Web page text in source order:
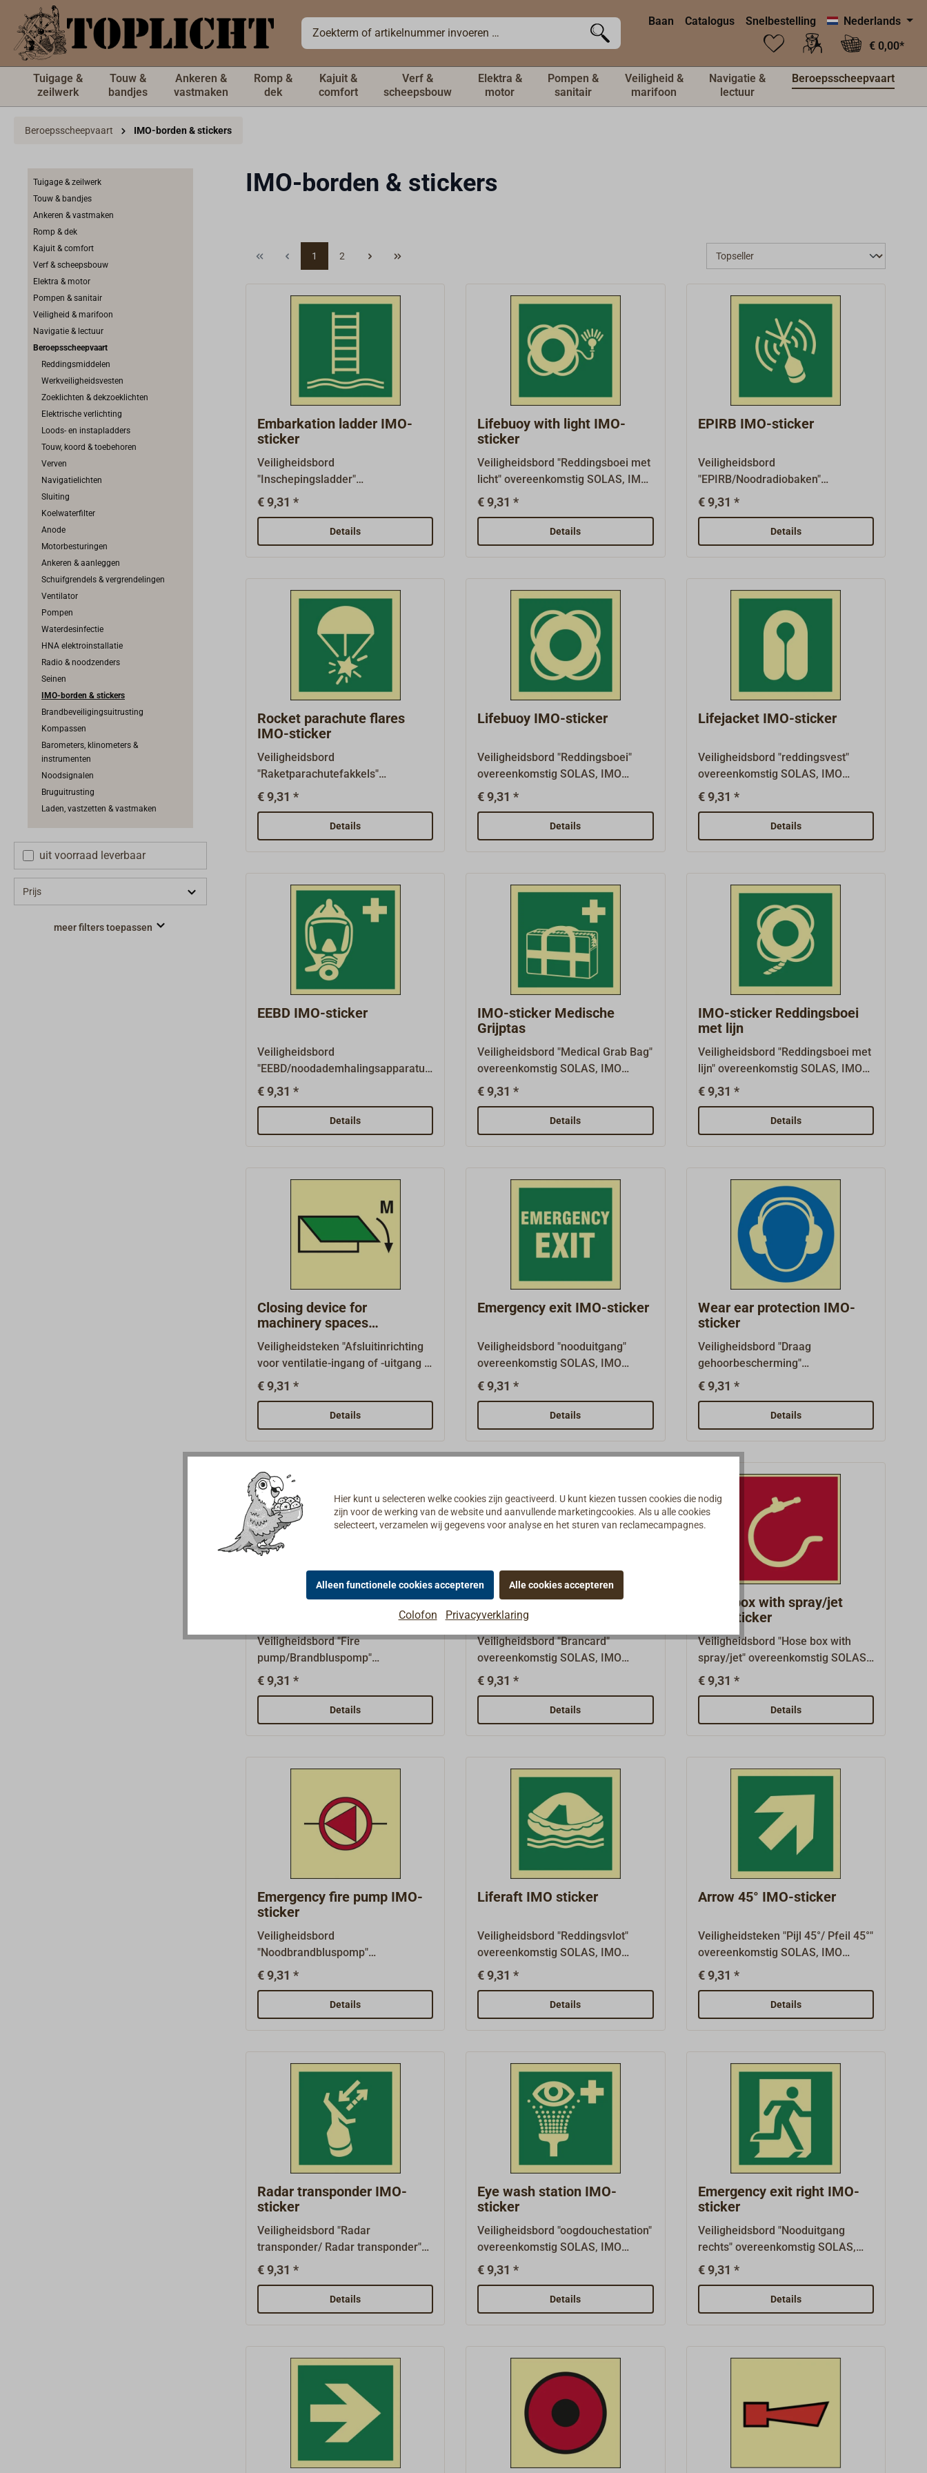
hoofdinhoud Baan Catalogus Snelbestelling
Nederlands
€ 0,00*
Tuigage &
zeilwerk
Touw &
bandjes
Ankeren &
vastmaken
Romp &
dek
Kajuit &
comfort
Verf &
scheepsbouw
Elektra &
motor
Pompen &
sanitair
Veiligheid &
marifoon
Navigatie &
lectuur
Beroepsscheepvaart
Beroepsscheepvaart IMO-borden & stickers
Tuigage & zeilwerk
Touw & bandjes
Ankeren & vastmaken
Romp & dek
Kajuit & comfort
Verf & scheepsbouw
Elektra & motor
Pompen & sanitair
Veiligheid & marifoon
Navigatie & lectuur
Beroepsscheepvaart
Reddingsmiddelen
Werkveiligheidsvesten
Zoeklichten & dekzoeklichten
Elektrische verlichting
Loods- en instapladders
Touw, koord & toebehoren
Verven
Navigatielichten
Sluiting
Koelwaterfilter
Anode
Motorbesturingen
Ankeren & aanleggen
Schuifgrendels & vergrendelingen
Ventilator
Pompen
Waterdesinfectie
HNA elektroinstallatie
Radio & noodzenders
Seinen
IMO-borden & stickers
Brandbeveiligingsuitrusting
Kompassen
Barometers, klinometers &
instrumenten
Noodsignalen
Bruguitrusting
Laden, vastzetten & vastmaken
uit voorraad leverbaar
Prijs
meer filters toepassen
IMO-borden & stickers
1 2
Embarkation ladder IMO-
sticker
Veiligheidsbord
"Inschepingsladder"
overeenkomstig SOLAS, IMO
A.1116(30) en ISO 24409-2, zoals
voorgeschreven op schepen die
uitrusting nodig hebben, met
(reddingsborden LSS/LSA en
borden met nooduitrusting EES) en
borden met middelen om te
ontsnappen (MES) hebben een
groene basis.Waterdicht, 1 mm
dikke kunststofplaat met sterke
zelfklevende coating,
fotoluminescent.Vele andere
borden zijn verkrijgbaar op
€ 9,31 *
Details
Lifebuoy with light IMO-
sticker
Veiligheidsbord "Reddingsboei met
licht" overeenkomstig SOLAS, IMO
A.1116(30) en ISO 24409-2, zoals
vereist op schepen met verplichte
uitrusting, afmeting 150 mm x 150
mm.Reddingsborden
borden voor ontsnappingsmiddelen
(MES) hebben een groene
basis.Waterdichte, 1 mm dikke
kunststofplaat met sterke
zelfklevende coating,
fotoluminescent.Vele andere
borden zijn verkrijgbaar op
aanvraag.
€ 9,31 *
Details
EPIRB IMO-sticker
Veiligheidsbord
"EPIRB/Noodradiobaken"
overeenkomstig SOLAS, IMO
A.1116(30) en ISO 24409-2, zoals
voorgeschreven op schepen die
uitrusting nodig hebben, met
(reddingsborden LSS/LSA en
borden voor nooduitrusting EES) en
vluchtwegborden (MES) hebben
een groene basis.Waterdicht, 1 mm
zelfklevende coating,
fotoluminescent.Vele andere
borden zijn verkrijgbaar op
aanvraag.
€ 9,31 *
Details
Rocket parachute flares
IMO-sticker
Veiligheidsbord
"Raketparachutefakkels"
overeenkomstig SOLAS, IMO
A.1116(30) en ISO 24409-2, zoals
vereist op schepen met verplichte
uitrusting, afmeting 150 mm x 150
borden voor nooduitrusting EES) en
borden voor ontsnappingsmiddelen
(MES) hebben een groene
basis.Waterdichte, 1 mm dikke
kunststofplaat met sterke
zelfklevende coating,
fotoluminescent
(fotoluminescent).Vele andere
borden zijn verkrijgbaar op
€ 9,31 *
Details
Lifebuoy IMO-sticker
Veiligheidsbord "Reddingsboei"
overeenkomstig SOLAS, IMO
A.1116(30) en ISO 24409-2, zoals
vereist op schepen met verplichte
uitrusting, afmeting 150 mm x 150
mm.Reddingsborden
borden met middelen om te
ontsnappen (MES) hebben een
groene basis.Waterdichte, 1 mm
dikke kunststofplaat met sterke
zelfklevende coating,
fotoluminescent (lichtgevend).Vele
andere borden zijn verkrijgbaar op
aanvraag.
€ 9,31 *
Details
Lifejacket IMO-sticker
Veiligheidsbord "reddingsvest"
overeenkomstig SOLAS, IMO
A.1116(30) en ISO 24409-2, zoals
vereist op schepen met verplichte
uitrusting, afmeting 150 mm x 150
mm.Reddingsborden
borden voor vluchtmiddelen (MES)
hebben een groene
basis.Waterdichte, 1 mm dikke
kunststofplaat met sterke
zelfklevende coating,
fotoluminescent.Vele andere
borden zijn verkrijgbaar op
aanvraag.
€ 9,31 *
Details
EEBD IMO-sticker
Veiligheidsbord
"EEBD/noodademhalingsapparatuu
r" overeenkomstig SOLAS, IMO
A.1116(30) en ISO 24409-2, zoals
vereist op schepen met verplichte
uitrusting, afmeting 150 mm x 150
borden voor nooduitrusting EES) en
vluchtwegborden (MES) hebben
een groene basis.Waterdichte, 1
mm dikke kunststofplaat met
sterke zelfklevende coating,
aanvraag.
€ 9,31 *
Details
IMO-sticker Medische
Grijptas
Veiligheidsbord "Medical Grab Bag"
overeenkomstig SOLAS, IMO
A.1116(30) en ISO 24409-2, zoals
vereist op schepen met verplichte
uitrusting, afmeting 150 mm x 150
mm.Reddingsborden
borden voor ontsnappingsmiddelen
basis.Waterdichte, 1 mm dikke
kunststofplaat met sterke
zelfklevende coating,
andere borden zijn verkrijgbaar op
aanvraag.
€ 9,31 *
Details
IMO-sticker Reddingsboei
met lijn
Veiligheidsbord "Reddingsboei met
lijn" overeenkomstig SOLAS, IMO
A.1116(30) en ISO 24409-2, zoals
vereist op schepen met verplichte
uitrusting, afmeting 150 mm x 150
mm.Reddingsborden
borden voor ontsnappingsmiddelen
(MES) hebben een groene
basis.Waterdichte, 1 mm dikke
kunststofplaat met sterke
zelfklevende coating,
fotoluminescent.Vele andere
borden zijn verkrijgbaar op
aanvraag.
€ 9,31 *
Details
Closing device for
machinery spaces
ventilation inlet or out
Veiligheidsteken "Afsluitinrichting
voor ventilatie-ingang of -uitgang in
machinekamers" overeenkomstig
SOLAS, IMO A.1116(30) en ISO
24409-2, zoals vereist op schepen
met verplichte uitrusting, afmeting
(FCS) hebben een witte
basis.Waterdicht, 1 mm dik
kunststof plaatje met sterke
zelfklevende coating,
fotoluminescent (lichtgevend).Vele
€ 9,31 *
Details
Emergency exit IMO-sticker
Veiligheidsbord "nooduitgang"
overeenkomstig SOLAS, IMO
A.1116(30) en ISO 24409-2, zoals
vereist op schepen met verplichte
uitrusting, afmeting 150 mm x 150
mm.Reddingsborden
hebben een groene
basis.Waterdichte, 1 mm dikke
kunststofplaat met sterke
borden zijn verkrijgbaar op
aanvraag.
€ 9,31 *
Details
Wear ear protection IMO-
sticker
Veiligheidsbord "Draag
gehoorbescherming"
overeenkomstig SOLAS, IMO
A.1116(30) en ISO 24409-2, zoals
vereist op schepen met verplichte
uitrusting, afmeting 150 mm x 150
blauw.Waterdicht, 1 mm dik
kunststof bord met sterke
zelfklevende coating,
fotoluminescent.Vele andere
borden zijn verkrijgbaar op
€ 9,31 *
Details
Fire pump IMO-sticker
Veiligheidsbord "Fire
pump/Brandbluspomp"
overeenkomstig SOLAS, IMO
A.1116(30) en ISO 24409-2, zoals
vereist op schepen met verplichte
uitrusting, afmeting 150 mm x 150
basis.Waterdicht, 1 mm dik
zelfklevende coating,
fotoluminescent (lichtgevend).Vele
andere borden zijn verkrijgbaar op
€ 9,31 *
Details
Stretcher IMO-sticker
Veiligheidsbord "Brancard"
overeenkomstig SOLAS, IMO
A.1116(30) en ISO 24409-2, zoals
vereist op schepen met verplichte
uitrusting, 150 mm x 150 mm
groot.Reddingsborden
borden voor ontsnappingsmiddelen
(MES) hebben een groene
basis.Waterdicht, 1 mm dikke
kunststofplaat met sterke
zelfklevende coating,
borden zijn verkrijgbaar op
aanvraag.
€ 9,31 *
Details
Hose box with spray/jet
IMO-sticker
Veiligheidsbord "Hose box with
spray/jet" overeenkomstig SOLAS,
IMO A.1116(30) en ISO 24409-2,
zoals vereist op schepen met
verplichte uitrusting, afmeting 150
mm x 150
(PSS) hebben een rode
dikke kunststofplaat met sterke
zelfklevende coating,
fotoluminescent.Vele andere
borden zijn verkrijgbaar op
aanvraag.
€ 9,31 *
Details
Emergency fire pump IMO-
sticker
Veiligheidsbord
"Noodbrandbluspomp"
overeenkomstig SOLAS, IMO
A.1116(30) en ISO 24409-2, zoals
vereist op schepen met verplichte
uitrusting, afmeting 150 mm x 150
basis.Waterdicht, 1 mm dik
kunststof plaatje met sterke
zelfklevende coating,
fotoluminescent (lichtgevend).Vele
andere borden zijn verkrijgbaar op
€ 9,31 *
Details
Liferaft IMO sticker
Veiligheidsbord "Reddingsvlot"
overeenkomstig SOLAS, IMO
A.1116(30) en ISO 24409-2, zoals
vereist op schepen met verplichte
uitrusting, afmeting 150 mm x 150
mm.Reddingsborden
borden met middelen om te
ontsnappen (MES) hebben een
groene basis.Waterdichte, 1 mm
dikke kunststofplaat met sterke
zelfklevende coating,
borden zijn verkrijgbaar op
aanvraag.
€ 9,31 *
Details
Arrow 45° IMO-sticker
Veiligheidsteken "Pijl 45°/ Pfeil 45°"
overeenkomstig SOLAS, IMO
A.1116(30) en ISO 24409-2, zoals
vereist op schepen met verplichte
uitrusting, afmeting 150 mm x 150
mm.Reddingsborden
vluchtwegborden (MES) hebben
een groene basis.Waterdicht, 1 mm
dikke kunststofplaat met sterke
zelfklevende coating,
fotoluminescent.Vele andere
borden zijn verkrijgbaar op
aanvraag.
€ 9,31 *
Details
Radar transponder IMO-
sticker
Veiligheidsbord "Radar
transponder/ Radar transponder"
volgens SOLAS, IMO A.1116(30)
en ISO 24409-2, zoals vereist op
schepen met verplichte apparatuur,
afmeting 150 mm x 150
borden voor nooduitrusting EES) en
een groene basis.Waterdichte, 1
mm dikke kunststofplaat met
sterke zelfklevende coating,
fotoluminescent.Vele andere
borden zijn verkrijgbaar op
€ 9,31 *
Details
Eye wash station IMO-
sticker
Veiligheidsbord "oogdouchestation"
overeenkomstig SOLAS, IMO
A.1116(30) en ISO 24409-2, zoals
vereist op schepen met verplichte
uitrusting, afmeting 150 mm x 150
mm.Reddingsborden
vluchtwegborden (MES) hebben
een groene basis.Waterdichte, 1
mm dikke kunststofplaat met
sterke zelfklevende coating,
fotoluminescent.Vele andere
borden zijn verkrijgbaar op
€ 9,31 *
Details
Emergency exit right IMO-
sticker
Veiligheidsbord "Nooduitgang
rechts" overeenkomstig SOLAS,
IMO A.1116(30) en ISO 24409-2,
zoals vereist op schepen met
verplichte uitrusting, afmeting 150
mm x 150 mm.Reddingsborden
borden voor middelen om te
dikke kunststofplaat met sterke
zelfklevende coating,
€ 9,31 *
Details
Hier kunt u selecteren welke cookies zijn geactiveerd. U kunt kiezen tussen cookies die nodig
zijn voor de werking van de website und aanvullende marketingcookies. Als u alle cookies
selecteert, verzamelen wij gegevens voor analyse en het sturen van reclamecampagnes.
Alleen functionele cookies accepteren Alle cookies accepteren
Colofon Privacyverklaring